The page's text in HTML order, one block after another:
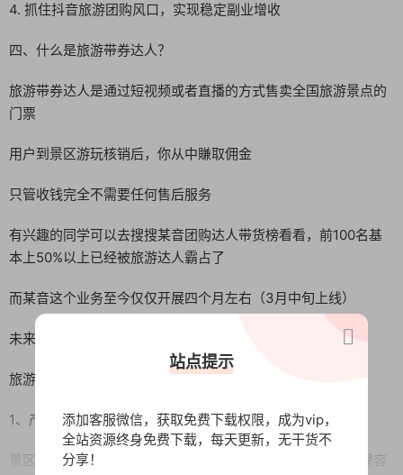
4. 抓住抖音旅游团购风口，实现稳定副业增收
四、什么是旅游带券达人？
旅游带券达人是通过短视频或者直播的方式售卖全国旅游景点的
门票
用户到景区游玩核销后，你从中賺取佣金
只管收钱完全不需要任何售后服务
有兴趣的同学可以去搜搜某音团购达人带货榜看看，前100名基
本上50%以上已经被旅游达人霸占了
而某音这个业务至今仅仅开展四个月左右（3月中旬上线）
未来有着巨大的增长空间
旅游带券达人有什么优势？
1、产品自带流量
景区嘛，要么风景优美，要么就是好玩，所以旅游类的产品很容
站点提示
添加客服微信，获取免费下载权限，成为vip，
全站资源终身免费下载，每天更新，无干货不
分享！